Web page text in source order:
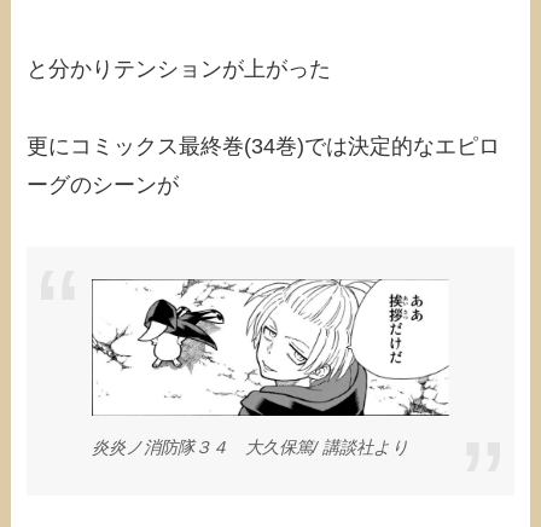
と分かりテンションが上がった
更にコミックス最終巻(34巻)では決定的なエピロ
ーグのシーンが
炎炎ノ消防隊３４ 大久保篤/‎ 講談社より